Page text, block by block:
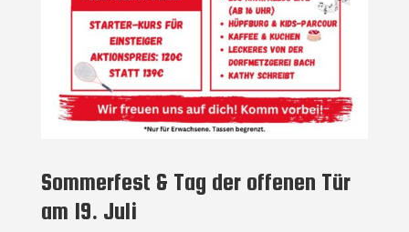
Sommerfest & Tag der offenen Tür
am 19. Juli